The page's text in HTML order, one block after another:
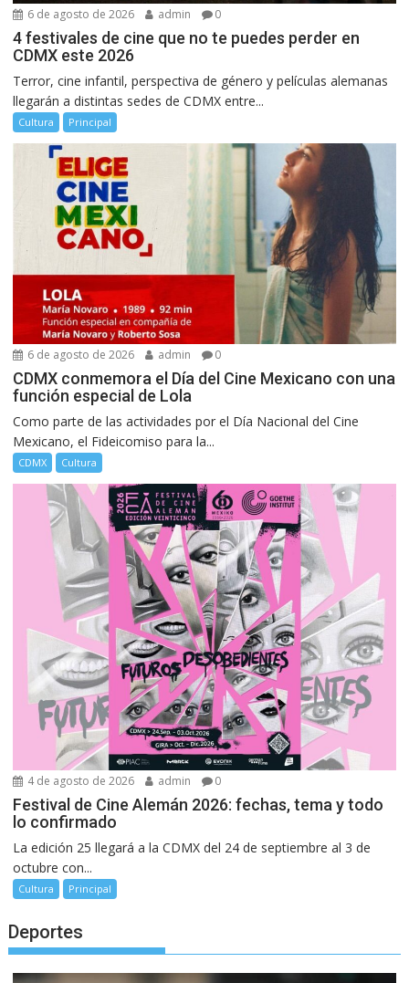
6 de agosto de 2026 admin 0
4 festivales de cine que no te puedes perder en
CDMX este 2026
Terror, cine infantil, perspectiva de género y películas alemanas
llegarán a distintas sedes de CDMX entre...
Cultura Principal
6 de agosto de 2026 admin 0
CDMX conmemora el Día del Cine Mexicano con una
función especial de Lola
Como parte de las actividades por el Día Nacional del Cine
Mexicano, el Fideicomiso para la...
CDMX Cultura
4 de agosto de 2026 admin 0
Festival de Cine Alemán 2026: fechas, tema y todo
lo confirmado
La edición 25 llegará a la CDMX del 24 de septiembre al 3 de
octubre con...
Cultura Principal
Deportes